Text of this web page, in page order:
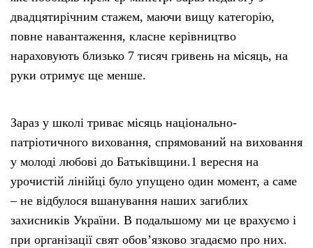
двадцятирічним стажем, маючи вищу категорію,
повне навантаження, класне керівництво
нараховують близько 7 тисяч гривень на місяць, на
руки отримує ще менше.
Зараз у школі триває місяць національно-
патріотичного виховання, спрямований на виховання
у молоді любові до Батьківщини.1 вересня на
урочистій лінійці було упущено один момент, а саме
– не відбулося вшанування наших загиблих
захисників України. В подальшому ми це врахуємо і
при організації свят обов’язково згадаємо про них.